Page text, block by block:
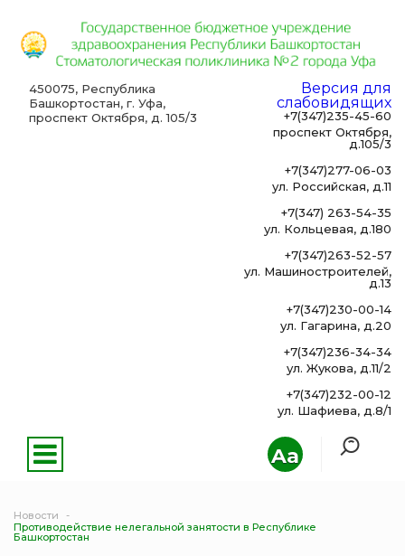
Aa
450075, Республика
Башкортостан, г. Уфа,
проспект Октября, д. 105/3
Версия для
слабовидящих
+7(347)235-45-60
проспект Октября,
д.105/3
+7(347)277-06-03
ул. Российская, д.11
+7(347) 263-54-35
ул. Кольцевая, д.180
+7(347)263-52-57
ул. Машиностроителей,
д.13
+7(347)230-00-14
ул. Гагарина, д.20
+7(347)236-34-34
ул. Жукова, д.11/2
+7(347)232-00-12
ул. Шафиева, д.8/1
Новости
Противодействие нелегальной занятости в Республике
Башкортостан